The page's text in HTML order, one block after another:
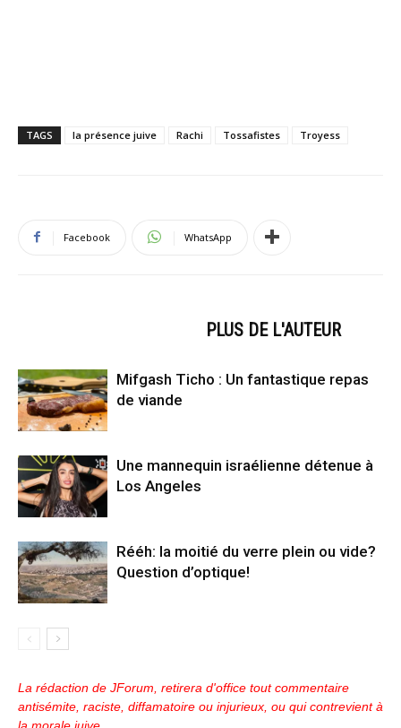
TAGS la présence juive Rachi Tossafistes Troyess
Facebook WhatsApp
PLUS DE L'AUTEUR
Mifgash Ticho : Un fantastique repas
de viande
Une mannequin israélienne détenue à
Los Angeles
Rééh: la moitié du verre plein ou vide?
Question d’optique!
La rédaction de JForum, retirera d'office tout commentaire
antisémite, raciste, diffamatoire ou injurieux, ou qui contrevient à
la morale juive.